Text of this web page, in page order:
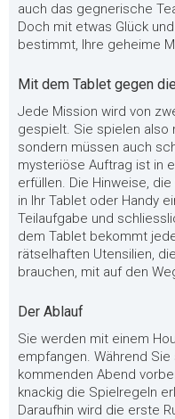
auch das gegnerische
Doch mit etwas Glück
bestimmt, Ihre geheime
Mit dem Tablet gegen
Jede Mission wird von
gespielt. Sie spielen also
sondern müssen auch
mysteriöse Auftrag ist in
erfüllen. Die Hinweise,
in Ihr Tablet oder Handy
Teilaufgabe und
dem Tablet bekommt
rätselhaften Utensilien,
brauchen, mit auf den
Der Ablauf
Sie werden mit einem
empfangen. Während
kommenden Abend
knackig die Spielregeln
Daraufhin wird die erste